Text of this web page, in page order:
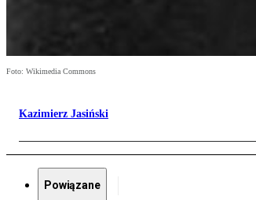
Foto: Wikimedia Commons
Kazimierz Jasiński
Powiązane